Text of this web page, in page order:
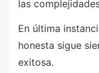
las
En última
honesta sigue
exitosa.